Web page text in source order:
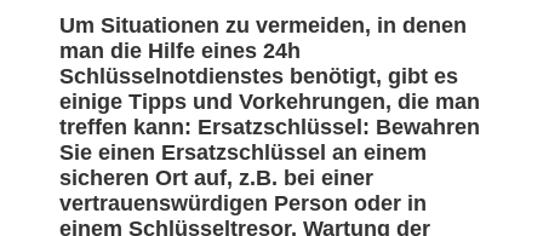
Um Situationen zu vermeiden, in denen
man die Hilfe eines 24h
Schlüsselnotdienstes benötigt, gibt es
einige Tipps und Vorkehrungen, die man
treffen kann: Ersatzschlüssel: Bewahren
Sie einen Ersatzschlüssel an einem
sicheren Ort auf, z.B. bei einer
vertrauenswürdigen Person oder in
einem Schlüsseltresor. Wartung der